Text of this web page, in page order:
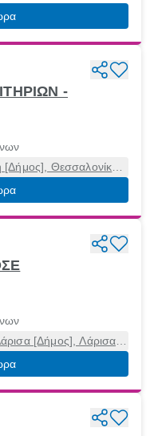
-
Θεσσαλονίκη,
[Δήμος], Λάρισα,